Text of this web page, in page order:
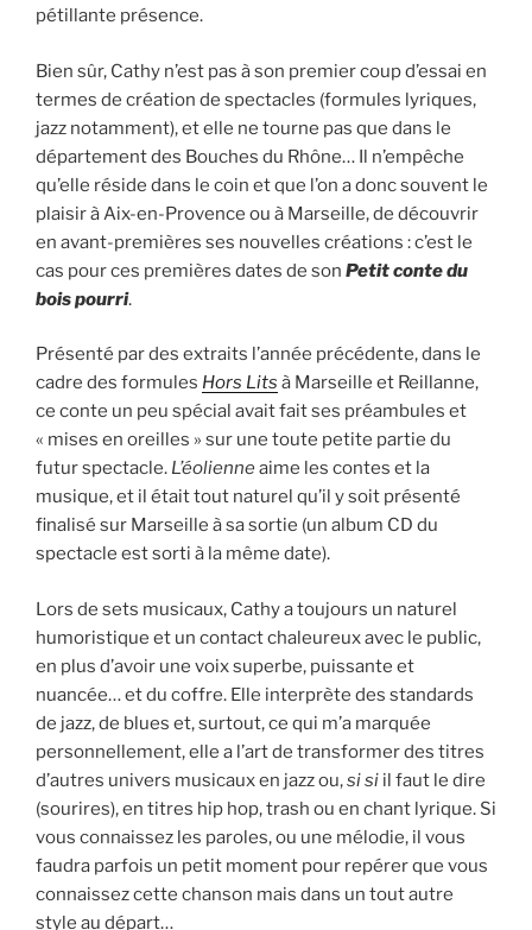
pétillante présence.
Bien sûr, Cathy n’est pas à son premier coup d’essai en
termes de création de spectacles (formules lyriques,
jazz notamment), et elle ne tourne pas que dans le
département des Bouches du Rhône… Il n’empêche
qu’elle réside dans le coin et que l’on a donc souvent le
plaisir à Aix-en-Provence ou à Marseille, de découvrir
en avant-premières ses nouvelles créations : c’est le
cas pour ces premières dates de son Petit conte du
bois pourri.
Présenté par des extraits l’année précédente, dans le
cadre des formules Hors Lits à Marseille et Reillanne,
ce conte un peu spécial avait fait ses préambules et
« mises en oreilles » sur une toute petite partie du
futur spectacle. L’éolienneaime les contes et la
musique, et il était tout naturel qu’il y soit présenté
finalisé sur Marseille à sa sortie (un album CD du
spectacle est sorti à la même date).
Lors de sets musicaux, Cathy a toujours un naturel
humoristique et un contact chaleureux avec le public,
en plus d’avoir une voix superbe, puissante et
nuancée… et du coffre. Elle interprète des standards
de jazz, de blues et, surtout, ce qui m’a marquée
personnellement, elle a l’art de transformer des titres
d’autres univers musicaux en jazz ou,si si il faut le dire
(sourires), en titres hip hop, trash ou en chant lyrique. Si
vous connaissez les paroles, ou une mélodie, il vous
faudra parfois un petit moment pour repérer que vous
connaissez cette chanson mais dans un tout autre
style au départ…